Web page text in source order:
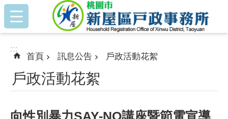
跳到主要內容區塊
:::
:::
首頁 訊息公告 戶政活動花絮
戶政活動花絮
向性別暴力SAY-NO講座暨節電宣導